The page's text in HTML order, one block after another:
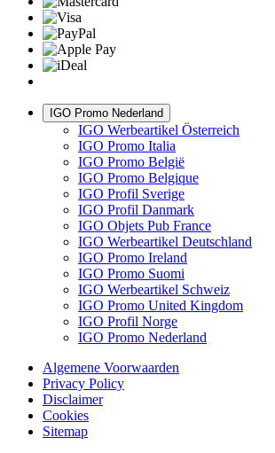
IGO Promo Nederland
IGO Werbeartikel Österreich
IGO Promo Italia
IGO Promo België
IGO Promo Belgique
IGO Profil Sverige
IGO Profil Danmark
IGO Objets Pub France
IGO Werbeartikel Deutschland
IGO Promo Ireland
IGO Promo Suomi
IGO Werbeartikel Schweiz
IGO Promo United Kingdom
IGO Profil Norge
IGO Promo Nederland
Algemene Voorwaarden
Privacy Policy
Disclaimer
Cookies
Sitemap